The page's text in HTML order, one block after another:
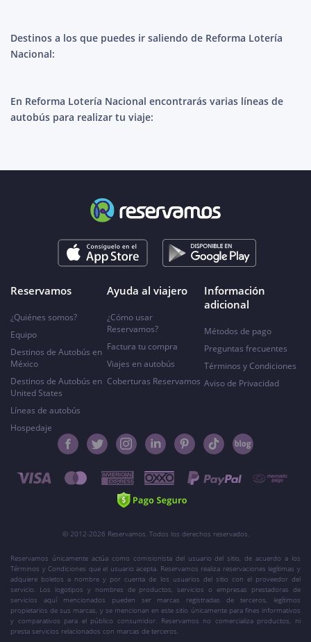
Destinos a los que puedes ir saliendo de Reforma Lotería
Nacional:
En Reforma Lotería Nacional encontrarás varias líneas de
autobús para realizar tu viaje:
Reservamos
¿Quiénes somos?
Equipo
Destinos de Autobús en
México
Destinos de Autobús en
United States
Líneas de autobús
Hospedaje
Ayuda al viajero
¿Cómo usar
Reservamos?
Factura tu compra
Viajes en autobús
Coberturas Reservamos
Información
adicional
Métodos de pago
Preguntas frecuentes
Términos y Condiciones
Aviso de Privacidad
© 2012-2026 Reservamos. Todos los derechos reservados.
Reservamos únicamente actúa como comisionista del usuario del sitio, de acuerdo a los
Términos y Condiciones que el usuario acepta. Reservamos realiza reservaciones legítimas y
adquiere boletos a nombre y por cuenta de los usuarios del sitio con el proveedor del
servicio. Los logotipos y nombres de productos, servicios o empresas prestadoras de
servicios aquí mencionados pueden ser marcas registradas de terceros, legítimos
propietarios de sus marcas, y se mencionan en este sitio únicamente para fines informativos
y comparativos para el público consumidor. Reservamos no comercializa productos, ni
presta servicios relacionados con marcas de terceros.